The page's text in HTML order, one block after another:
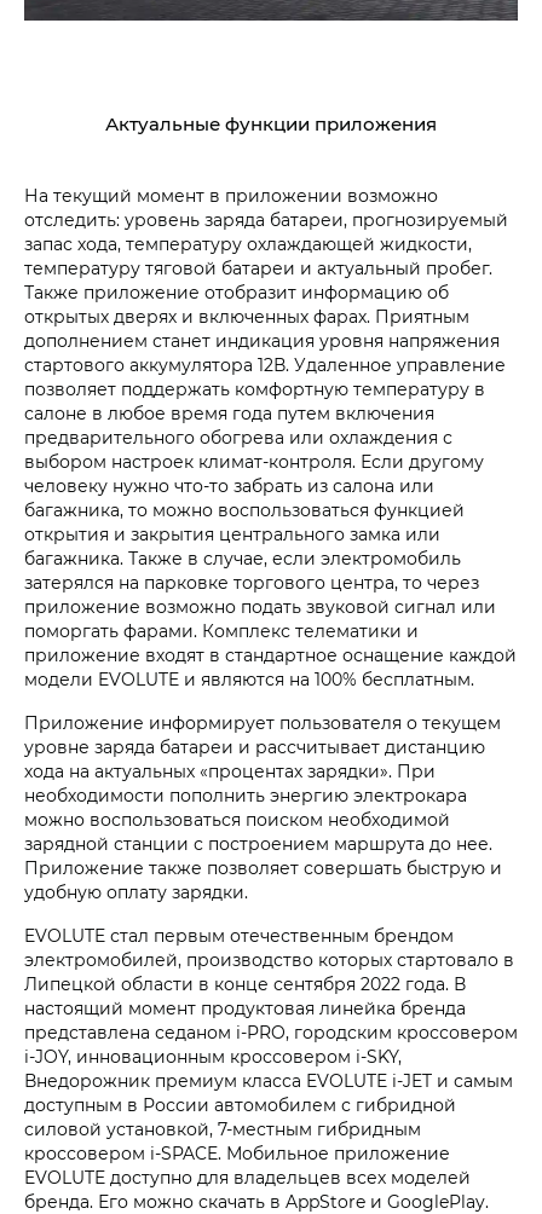
Актуальные функции приложения
На текущий момент в приложении возможно
отследить: уровень заряда батареи, прогнозируемый
запас хода, температуру охлаждающей жидкости,
температуру тяговой батареи и актуальный пробег.
Также приложение отобразит информацию об
открытых дверях и включенных фарах. Приятным
дополнением станет индикация уровня напряжения
стартового аккумулятора 12В. Удаленное управление
позволяет поддержать комфортную температуру в
салоне в любое время года путем включения
предварительного обогрева или охлаждения с
выбором настроек климат-контроля. Если другому
человеку нужно что-то забрать из салона или
багажника, то можно воспользоваться функцией
открытия и закрытия центрального замка или
багажника. Также в случае, если электромобиль
затерялся на парковке торгового центра, то через
приложение возможно подать звуковой сигнал или
поморгать фарами. Комплекс телематики и
приложение входят в стандартное оснащение каждой
модели EVOLUTE и являются на 100% бесплатным.
Приложение информирует пользователя о текущем
уровне заряда батареи и рассчитывает дистанцию
хода на актуальных «процентах зарядки». При
необходимости пополнить энергию электрокара
можно воспользоваться поиском необходимой
зарядной станции с построением маршрута до нее.
Приложение также позволяет совершать быструю и
удобную оплату зарядки.
EVOLUTE стал первым отечественным брендом
электромобилей, производство которых стартовало в
Липецкой области в конце сентября 2022 года. В
настоящий момент продуктовая линейка бренда
представлена седаном i‑PRO, городским кроссовером
i‑JOY, инновационным кроссовером i‑SKY,
Внедорожник премиум класса EVOLUTE i‑JET и самым
доступным в России автомобилем с гибридной
силовой установкой, 7-местным гибридным
кроссовером i‑SPACE. Мобильное приложение
EVOLUTE доступно для владельцев всех моделей
бренда. Его можно скачать в AppStore и GooglePlay.